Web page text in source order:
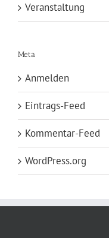
Veranstaltung
Meta
Anmelden
Eintrags-Feed
Kommentar-Feed
WordPress.org